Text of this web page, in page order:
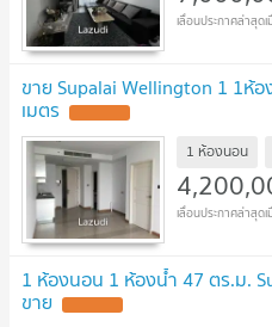
ขาย Supalai Wellington 1 1ห้
เมตร
1 ห้องนอน
1 ห้องนอน 1 ห้องน้ำ 47 ตร.ม.
ขาย